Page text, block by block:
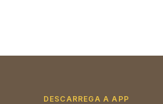
DESCARREGA A APP